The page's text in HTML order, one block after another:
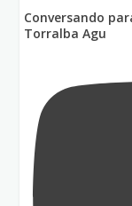
Conversando
Torralba Agu